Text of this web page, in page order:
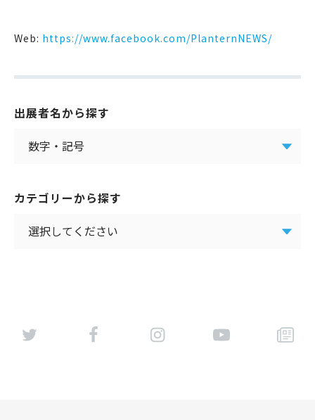
Web: https://www.facebook.com/PlanternNEWS/
出展者名から探す
カテゴリーから探す